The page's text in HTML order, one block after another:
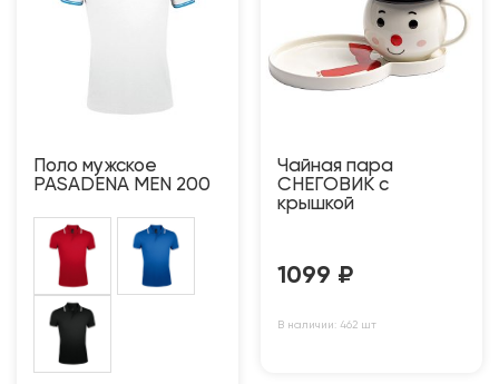
Поло мужское
PASADENA MEN 200
Чайная пара
СНЕГОВИК с
крышкой
1099 ₽
В наличии: 462 шт